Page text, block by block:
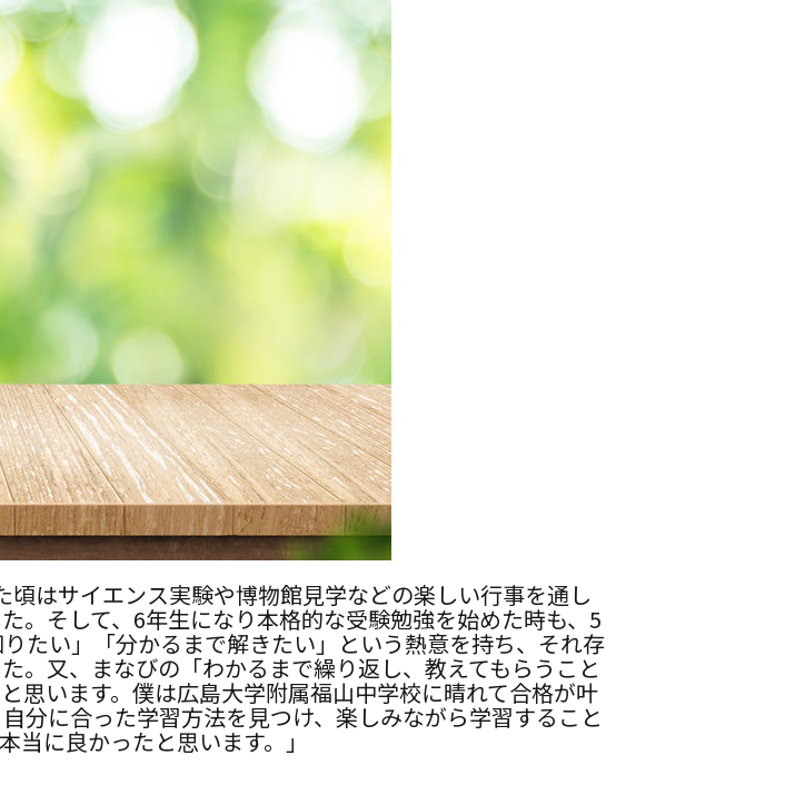
頃はサイエンス実験や博物館見学などの楽しい行事を通し
。そして、6年生になり本格的な受験勉強を始めた時も、5
たい」「分かるまで解きたい」という熱意を持ち、それ存
。又、まなびの「わかるまで繰り返し、教えてもらうこと
思います。僕は広島大学附属福山中学校に晴れて合格が叶
分に合った学習方法を見つけ、楽しみながら学習すること
当に良かったと思います。」